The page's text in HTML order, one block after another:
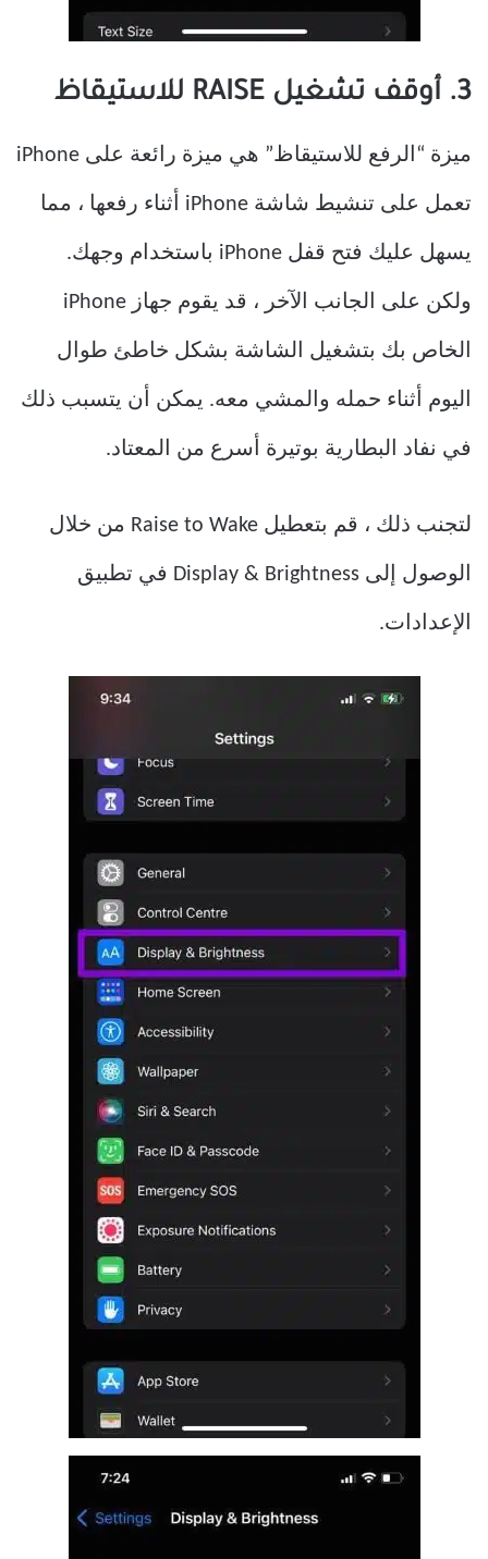
3. أوقف تشغيل RAISE للاستيقاظ
ميزة “الرفع للاستيقاظ” هي ميزة رائعة على iPhone
تعمل على تنشيط شاشة iPhone أثناء رفعها ، مما
يسهل عليك فتح قفل iPhone باستخدام وجهك.
ولكن على الجانب الآخر ، قد يقوم جهاز iPhone
الخاص بك بتشغيل الشاشة بشكل خاطئ طوال
اليوم أثناء حمله والمشي معه. يمكن أن يتسبب ذلك
في نفاد البطارية بوتيرة أسرع من المعتاد.
لتجنب ذلك ، قم بتعطيل Raise to Wake من خلال
الوصول إلى Display & Brightness في تطبيق
الإعدادات.